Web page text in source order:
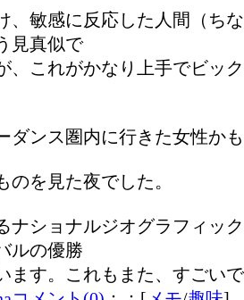
、敏感に反応した人間（ち
見真似で
、これがかなり上手でビッ
ダンス圏内に行きた女性か
のを見た夜でした。
ナショナルジオグラフィッ
ルの優勝
ます。これもまた、すごい